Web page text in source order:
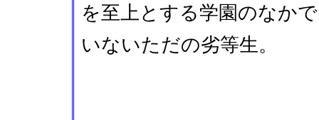
を至上とする学園のなか
いないただの劣等生。